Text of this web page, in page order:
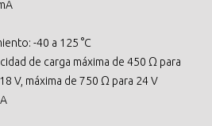
-40 a 125 °C
de carga máxima de 450 Ω para
V, máxima de 750 Ω para 24 V